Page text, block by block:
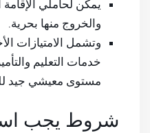
يمكن لحاملي الإقامة
والخروج منها بحرية.
وتشمل الامتيازات
خدمات التعليم
مستوى معيشي جيد
شروط يجب